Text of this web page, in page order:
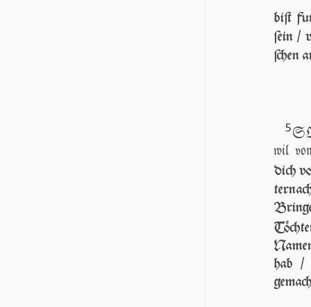
biſt
ſein /
ſchen
5
wil
dich
hab /